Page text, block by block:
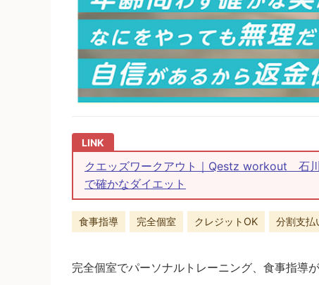
クエッズワークアウト｜Qestz workout 石
で確かなダイエット
食事指導 完全個室 クレジットOK 分割支払
完全個室でパーソナルトレーニング、食事指導